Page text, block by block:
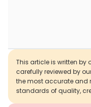
This article is written by
carefully reviewed by
the most accurate and
standards of quality,